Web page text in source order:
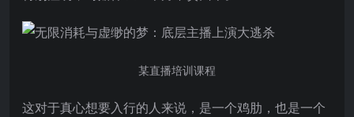
某直播培训课程
这对于真心想要入行的人来说，是一个鸡肋，也是一个